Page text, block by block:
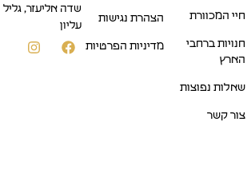
חיי המכוורת
חנויות ברחבי
הארץ
שאלות נפוצות
צור קשר
הצהרת נגישות
מדיניות הפרטיות
שדה אליעזר, גליל
עליון